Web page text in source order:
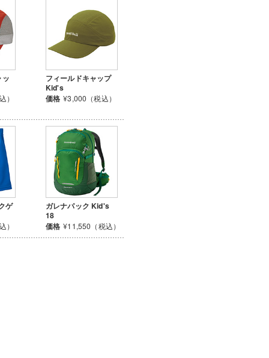
ッ
）
フィールドキャップ
Kid's
価格 ¥3,000（税込）
ゲ
）
ガレナパック Kid's
18
価格 ¥11,550（税込）